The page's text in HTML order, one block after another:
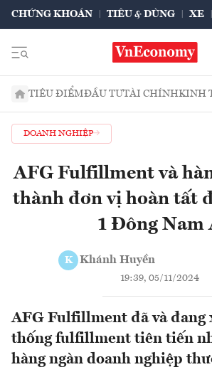
CHỨNG KHOÁN TIÊU & DÙNG XE
TIÊU ĐIỂMĐẦU TƯTÀI CHÍNHKINH
DOANH NGHIỆP
AFG Fulfillment và
thành đơn vị hoàn tất
1 Đông Nam
K Khánh Huyền
19:39, 05/11/2024
AFG Fulfillment đã và đang
thống fulfillment tiên tiến
hàng ngàn doanh nghiệp